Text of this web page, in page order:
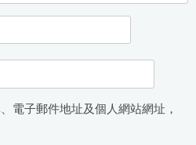
電子郵件地址及個人網站網址，